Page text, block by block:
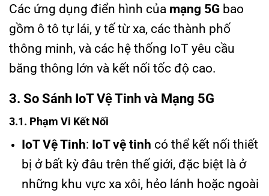
Các ứng dụng điển hình của mạng 5G bao
gồm ô tô tự lái, y tế từ xa, các thành phố
thông minh, và các hệ thống IoT yêu cầu
băng thông lớn và kết nối tốc độ cao.
3. So Sánh IoT Vệ Tinh và Mạng 5G
3.1. Phạm Vi Kết Nối
IoT Vệ Tinh: IoT vệ tinh có thể kết nối thiết
bị ở bất kỳ đâu trên thế giới, đặc biệt là ở
những khu vực xa xôi, hẻo lánh hoặc ngoài